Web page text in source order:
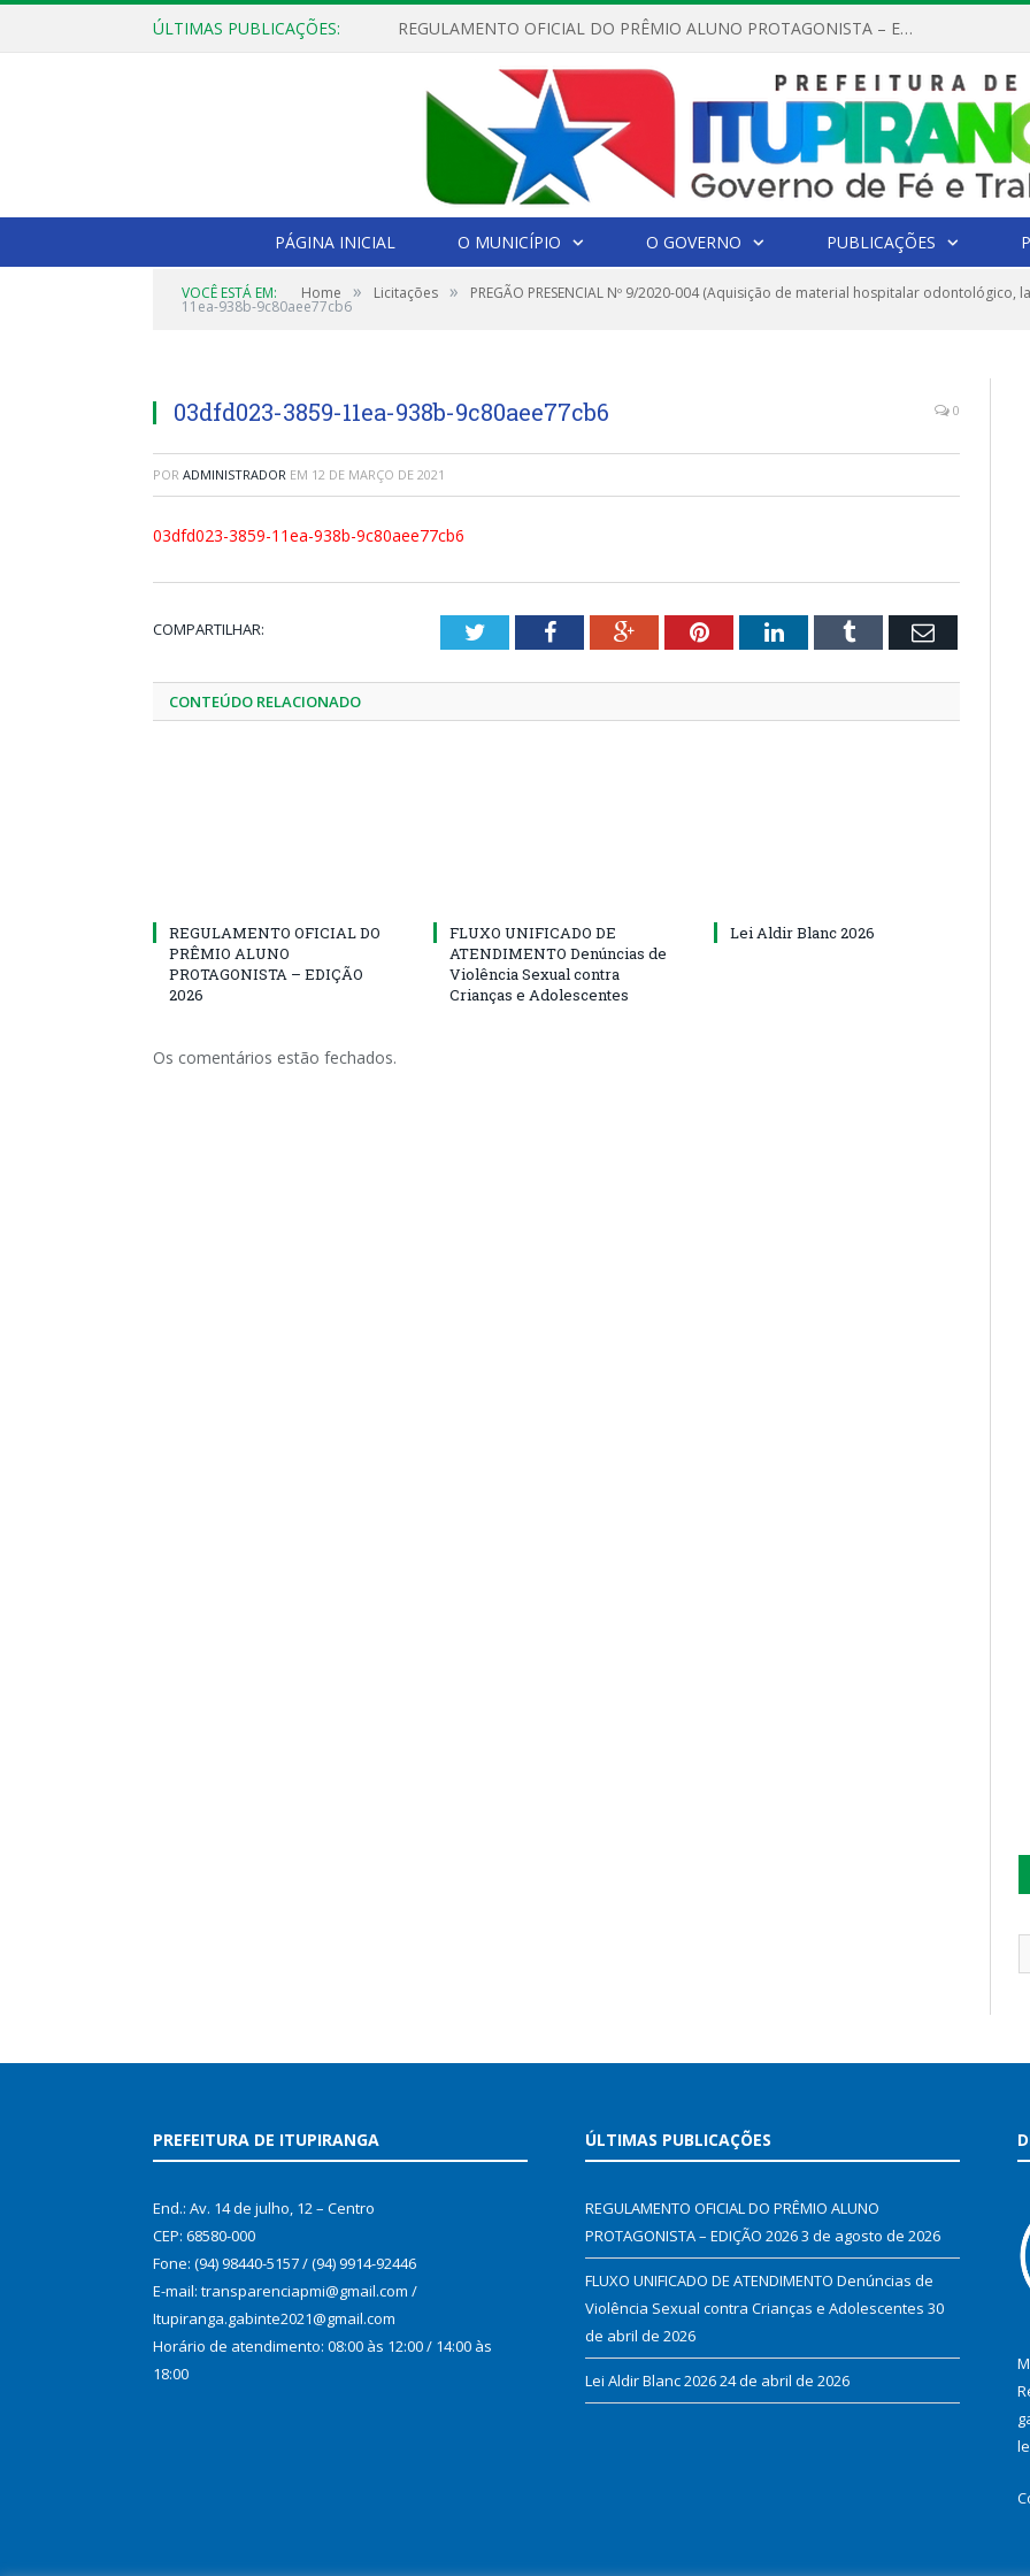
ÚLTIMAS PUBLICAÇÕES: REGULAMENTO OFICIAL DO PRÊMIO ALUNO PROTAGONISTA – EDIÇÃO 2026
PÁGINA INICIAL O MUNICÍPIO O GOVERNO PUBLICAÇÕES
VOCÊ ESTÁ EM: Home » Licitações » PREGÃO PRESENCIAL Nº 9/2020-004 (Aquisição de material hospitalar
11ea-938b-9c80aee77cb6
03dfd023-3859-11ea-938b-9c80aee77cb6 0
POR ADMINISTRADOR EM 12 DE MARÇO DE 2021
03dfd023-3859-11ea-938b-9c80aee77cb6
COMPARTILHAR: TwitterFacebookGoogle+PinterestLinkedInTumblr Email
CONTEÚDO RELACIONADO
REGULAMENTO OFICIAL DO
PRÊMIO ALUNO
PROTAGONISTA – EDIÇÃO
2026
FLUXO UNIFICADO DE
ATENDIMENTO Denúncias de
Violência Sexual contra
Crianças e Adolescentes
Lei Aldir Blanc 2026
Os comentários estão fechados.
PREFEITURA DE ITUPIRANGA
End.: Av. 14 de julho, 12 – Centro
CEP: 68580-000
Fone: (94) 98440-5157 / (94) 9914-92446
E-mail: transparenciapmi@gmail.com /
Itupiranga.gabinte2021@gmail.com
Horário de atendimento: 08:00 às 12:00 / 14:00 às
18:00
ÚLTIMAS PUBLICAÇÕES
REGULAMENTO OFICIAL DO PRÊMIO ALUNO
PROTAGONISTA – EDIÇÃO 20263 de agosto de 2026
FLUXO UNIFICADO DE ATENDIMENTO Denúncias de
Violência Sexual contra Crianças e Adolescentes 30
de abril de 2026
Lei Aldir Blanc 202624 de abril de 2026